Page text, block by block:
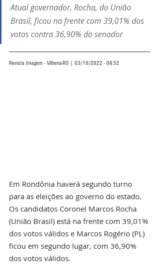
Atual governador, Rocha, do União
Brasil, ficou na frente com 39,01% dos
votos contra 36,90% do senador
Revista Imagem - Vilhena-RO | 03/10/2022 - 08:52
Em Rondônia haverá segundo turno
para as eleições ao governo do estado.
Os candidatos Coronel Marcos Rocha
(União Brasil) está na frente com 39,01%
dos votos válidos e Marcos Rogério (PL)
ficou em segundo lugar, com 36,90%
dos votos válidos.